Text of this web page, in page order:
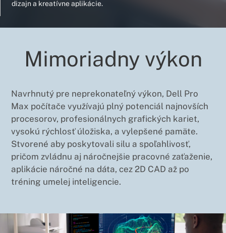
dizajn a kreatívne aplikácie.
Mimoriadny výkon
Navrhnutý pre neprekonateľný výkon, Dell Pro
Max počítače využívajú plný potenciál najnovších
procesorov, profesionálnych grafických kariet,
vysokú rýchlosť úložiska, a vylepšené pamäte.
Stvorené aby poskytovali silu a spoľahlivosť,
pričom zvládnu aj náročnejšie pracovné zaťaženie,
aplikácie náročné na dáta, cez 2D CAD až po
tréning umelej inteligencie.